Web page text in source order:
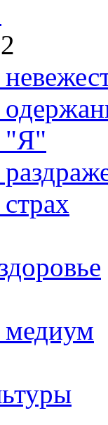
"Я"
медиум